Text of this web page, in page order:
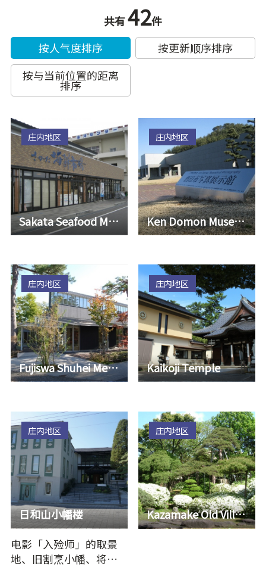
共有42件
按人气度排序
按更新顺序排序
按与当前位置的距离
排序
Sakata Seafood Market
庄内地区
Ken Domon Museum of Photography
庄内地区
Fujiswa Shuhei Memorial Museum
庄内地区
Kaikoji Temple
庄内地区
日和山小幡楼
庄内地区
电影「入殓师」的取景
地、旧割烹小幡、将作
Kazamake Old Villa Muryokouen Shakado
庄内地区